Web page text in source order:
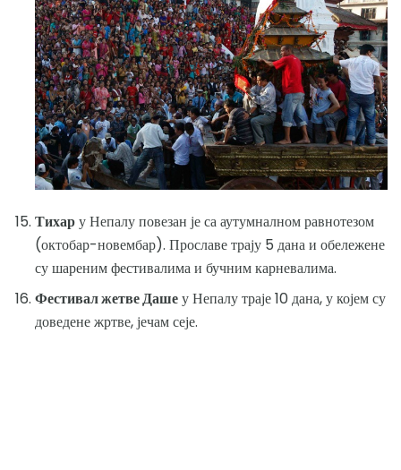
Тихару Непалу повезан је са аутумналном равнотезом
(октобар-новембар). Прославе трају 5 дана и обележене
су шареним фестивалима и бучним карневалима.
Фестивал жетве Дашеу Непалу траје 10 дана, у којем су
доведене жртве, јечам сеје.